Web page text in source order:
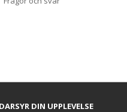
DIN UPPLEVELSE